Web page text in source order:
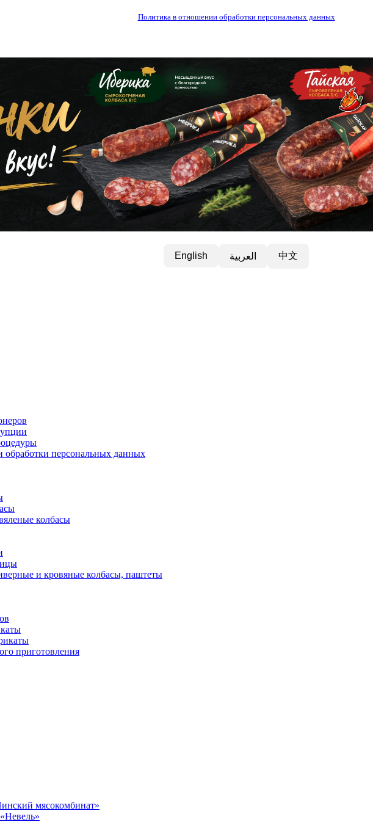
Политика в отношении обработки персональных данных
English العربية 中文
персональных данных
колбасы
и кровяные колбасы, паштеты
приготовления
мясокомбинат»